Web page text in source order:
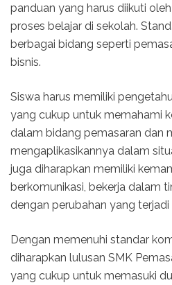
panduan yang harus diikuti
proses belajar di sekolah.
berbagai bidang seperti
bisnis.
Siswa harus memiliki
yang cukup untuk memahami
dalam bidang pemasaran dan
mengaplikasikannya dalam
juga diharapkan memiliki
berkomunikasi, bekerja dalam
dengan perubahan yang terjadi
Dengan memenuhi standar
diharapkan lulusan SMK
yang cukup untuk memasuki